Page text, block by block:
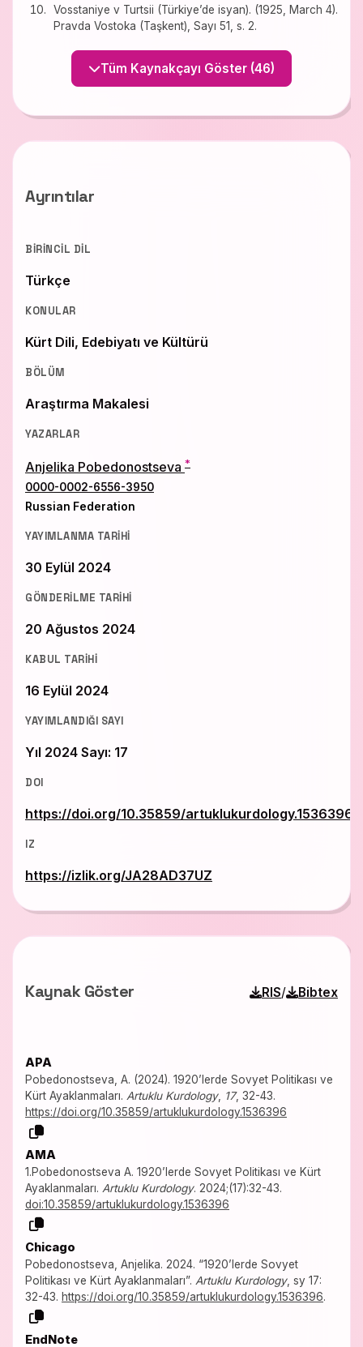
Vosstaniye v Turtsii (Türkiye’de isyan). (1925, March 4).
Pravda Vostoka (Taşkent), Sayı 51, s. 2.
Tüm Kaynakçayı Göster (46)
Ayrıntılar
BIRINCIL DIL
Türkçe
KONULAR
Kürt Dili, Edebiyatı ve Kültürü
BÖLÜM
Araştırma Makalesi
YAZARLAR
Anjelika Pobedonostseva *
0000-0002-6556-3950
Russian Federation
YAYIMLANMA TARIHI
30 Eylül 2024
GÖNDERILME TARIHI
20 Ağustos 2024
KABUL TARIHI
16 Eylül 2024
YAYIMLANDIĞI SAYI
Yıl 2024 Sayı: 17
DOI
https://doi.org/10.35859/artuklukurdology.1536396
IZ
https://izlik.org/JA28AD37UZ
Kaynak Göster RIS/ Bibtex
APA
Pobedonostseva, A. (2024). 1920’lerde Sovyet Politikası ve
Kürt Ayaklanmaları. Artuklu Kurdology, 17, 32-43.
https://doi.org/10.35859/artuklukurdology.1536396
AMA
1.Pobedonostseva A. 1920’lerde Sovyet Politikası ve Kürt
Ayaklanmaları. Artuklu Kurdology. 2024;(17):32-43.
doi:10.35859/artuklukurdology.1536396
Chicago
Pobedonostseva, Anjelika. 2024. “1920’lerde Sovyet
Politikası ve Kürt Ayaklanmaları”. Artuklu Kurdology, sy 17:
32-43. https://doi.org/10.35859/artuklukurdology.1536396.
EndNote